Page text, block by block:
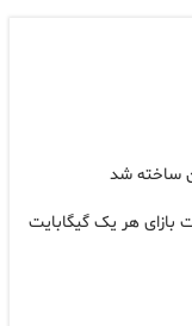
کسر ۲٫۷ گیگ اینترنت بازای هر یک گیگابایت